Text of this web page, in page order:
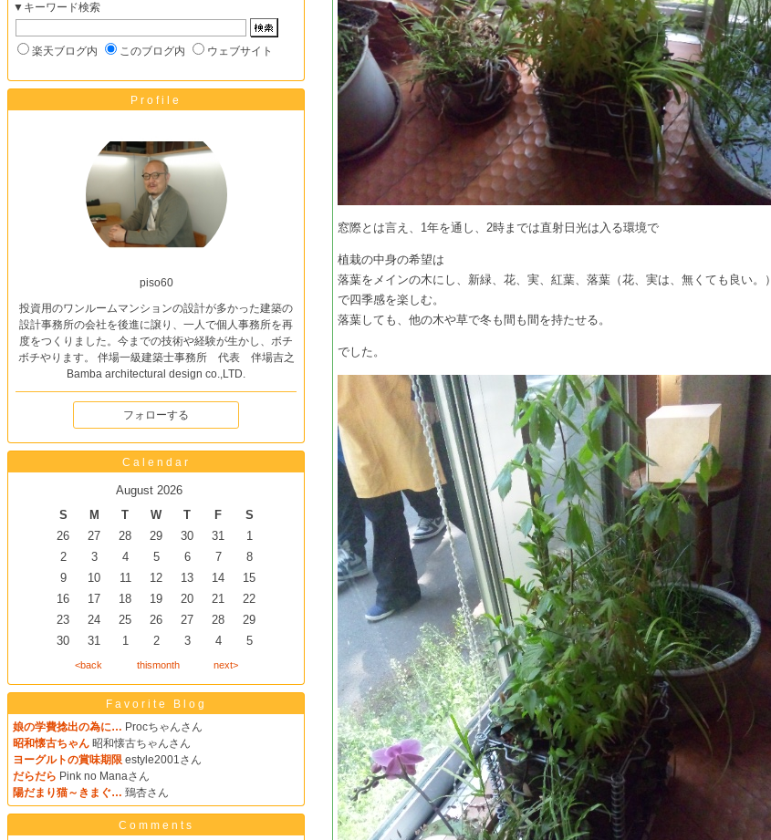
▼キーワード検索
楽天ブログ内 このブログ内 ウェブサイト
Profile
piso60
投資用のワンルームマンションの設計が多かった建築の
設計事務所の会社を後進に譲り、一人で個人事務所を再
度をつくりました。今までの技術や経験が生かし、ボチ
ボチやります。 伴場一級建築士事務所 代表 伴場吉之
Bamba architectural design co.,LTD.
フォローする
Calendar
August 2026
S
M T W T F
S
26
27 28 29 30 31
1
2
3 4 5 6 7
8
9
10 11 12 13 14
15
16
17 18 19 20 21
22
23
24 25 26 27 28
29
30
31 1 2 3 4 5
<back thismonth next>
Favorite Blog
娘の学費捻出の為に… Procちゃんさん
昭和懐古ちゃん 昭和懐古ちゃんさん
ヨーグルトの賞味期限 estyle2001さん
だらだら Pink no Manaさん
陽だまり猫～きまぐ… 鵄杏さん
Comments
窓際とは言え、1年を通し、2時までは直射日光は入る環境で
植栽の中身の希望は
落葉をメインの木にし、新緑、花、実、紅葉、落葉（花、実は、無くても良い。）
で四季感を楽しむ。
落葉しても、他の木や草で冬も間も間を持たせる。
でした。